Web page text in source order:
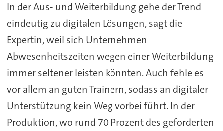
In der Aus- und Weiterbildung gehe der Trend
eindeutig zu digitalen Lösungen, sagt die
Expertin, weil sich Unternehmen
Abwesenheitszeiten wegen einer Weiterbildung
immer seltener leisten könnten. Auch fehle es
vor allem an guten Trainern, sodass an digitaler
Unterstützung kein Weg vorbei führt. In der
Produktion, wo rund 70 Prozent des geforderten